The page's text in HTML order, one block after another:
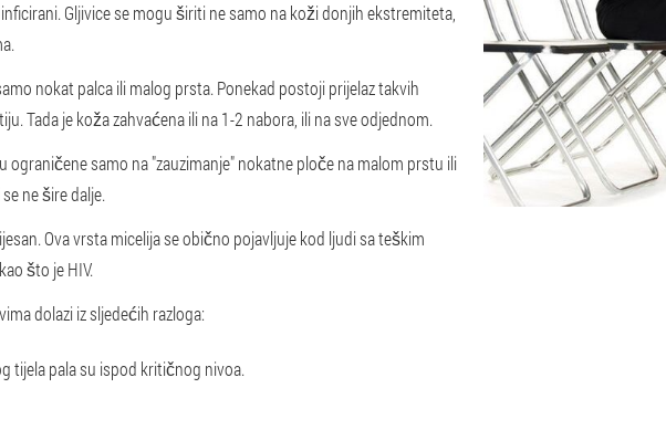
Gljivice se mogu širiti ne samo na koži donjih ekstremiteta,
nokat palca ili malog prsta. Ponekad postoji prijelaz takvih
Tada je koža zahvaćena ili na 1-2 nabora, ili na sve odjednom.
ograničene samo na "zauzimanje" nokatne ploče na malom prstu ili
ne šire dalje.
Ova vrsta micelija se obično pojavljuje kod ljudi sa teškim
što je HIV.
dolazi iz sljedećih razloga:
tijela pala su ispod kritičnog nivoa.